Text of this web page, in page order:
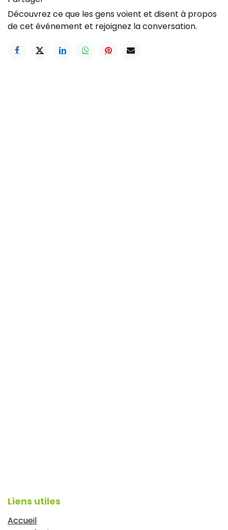
Découvrez ce que les gens voient et disent à propos
de cet événement et rejoignez la conversation.
Liens utiles
Accueil